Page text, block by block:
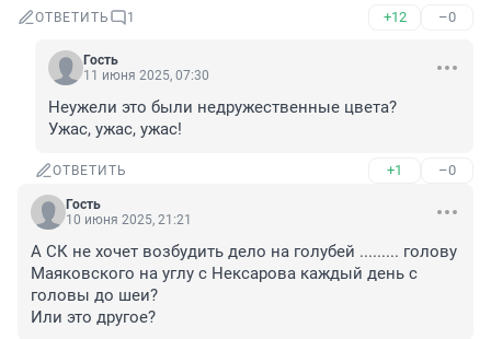
ОТВЕТИТЬ 1 +12 –0
Гость
11 июня 2025, 07:30
Неужели это были недружественные цвета?
Ужас, ужас, ужас!
ОТВЕТИТЬ +1 –0
Гость
10 июня 2025, 21:21
А СК не хочет возбудить дело на голубей ......... голову
Маяковского на углу с Нексарова каждый день с
головы до шеи?
Или это другое?